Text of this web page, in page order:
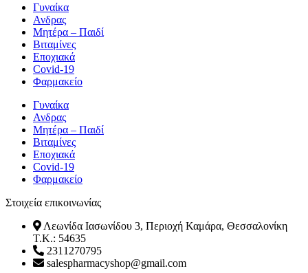
Γυναίκα
Ανδρας
Μητέρα – Παιδί
Βιταμίνες
Εποχιακά
Covid-19
Φαρμακείο
Γυναίκα
Ανδρας
Μητέρα – Παιδί
Βιταμίνες
Εποχιακά
Covid-19
Φαρμακείο
Στοιχεία επικοινωνίας
Λεωνίδα Ιασωνίδου 3, Περιοχή Καμάρα, Θεσσαλονίκη
T.K.: 54635
2311270795
salespharmacyshop@gmail.com